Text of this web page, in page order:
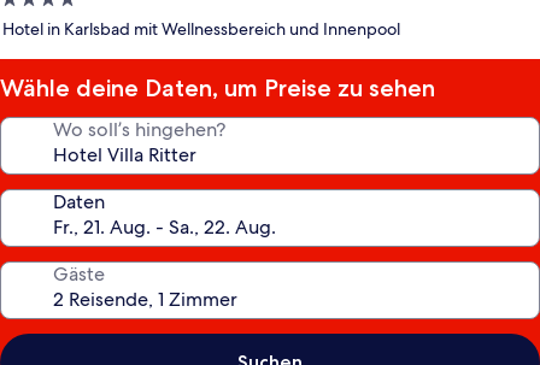
Sterne-
Hotel in Karlsbad mit Wellnessbereich und Innenpool
Wähle deine Daten, um Preise zu sehen
Wo soll’s hingehen?
Daten
Gäste